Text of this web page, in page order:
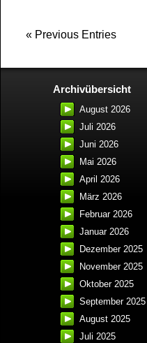
« Previous Entries
Archivübersicht
August 2026
Juli 2026
Juni 2026
Mai 2026
April 2026
März 2026
Februar 2026
Januar 2026
Dezember 2025
November 2025
Oktober 2025
September 2025
August 2025
Juli 2025